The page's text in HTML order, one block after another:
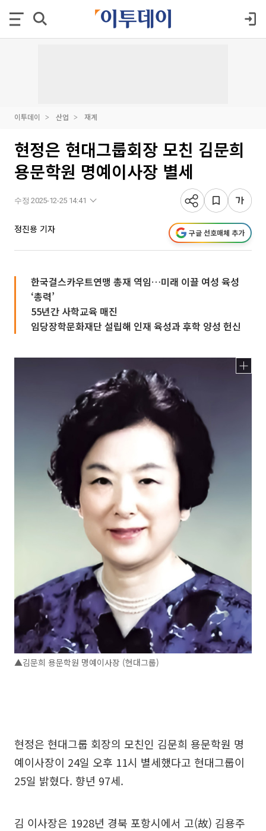
이투데이 산업 재계
현정은 현대그룹회장 모친 김문희
용문학원 명예이사장 별세
수정 2025-12-25 14:41
정진용 기자 구글 선호매체 추가
한국걸스카우트연맹 총재 역임…미래 이끌 여성 육성
‘총력’
55년간 사학교육 매진
임당장학문화재단 설립해 인재 육성과 후학 양성 헌신
▲김문희 용문학원 명예이사장 (현대그룹)
현정은 현대그룹 회장의 모친인 김문희 용문학원 명
예이사장이 24일 오후 11시 별세했다고 현대그룹이
25일 밝혔다. 향년 97세.
김 이사장은 1928년 경북 포항시에서 고(故) 김용주